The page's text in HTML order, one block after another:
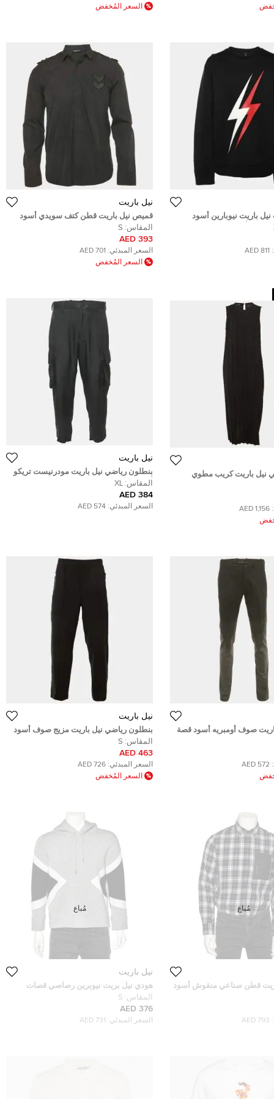
السعر المُخفض
باريت نيوبارين أسود
الأبعاد مقاس كبير جدًا -
811 AED
نيل باريت
قميص نيل باريت قطن كتف سويدي أسود
مقاس صغير
المقاس: S
393 AED
السعر المبدئي: 701 AED
السعر المُخفض
نيل باريت كريب مطوي
- لارج
1,156 AED
نيل باريت
بنطلون رياضي نيل باريت مودرنيست تريكو
أسود مقاس صغير - سمول
المقاس: XL
384 AED
السعر المبدئي: 574 AED
صوف أومبريه أسود قصة
- لارج
572 AED
نيل باريت
بنطلون رياضي نيل باريت مزيج صوف أسود
واسع الخصر منخفض جدًا مقاس صغير -
سمول
المقاس: S
463 AED
السعر المبدئي: 726 AED
السعر المُخفض
قطن صناعي منقوش أسود
مقاس متوسط - ميديوم
793 AED
مُباع
نيل باريت
هودي نيل بريت نيوبرين رصاصي قصات
مقاس صغير - سمول
المقاس: S
376 AED
السعر المبدئي: 731 AED
مُباع